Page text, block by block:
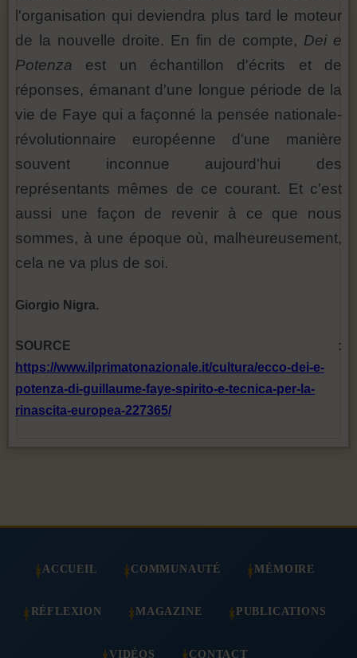
l'organisation qui deviendra plus tard le moteur
de la nouvelle droite. En fin de compte, Dei e
Potenza est un échantillon d'écrits et de
réponses, émanant d'une longue période de la
vie de Faye qui a façonné la pensée nationale-
révolutionnaire européenne d'une manière
souvent inconnue aujourd'hui des
représentants mêmes de ce courant. Et c'est
aussi une façon de revenir à ce que nous
sommes, à une époque où, malheureusement,
cela ne va plus de soi.
Giorgio Nigra.
SOURCE :
https://www.ilprimatonazionale.it/cultura/ecco-dei-e-
potenza-di-guillaume-faye-spirito-e-tecnica-per-la-
rinascita-europea-227365/
ACCUEIL COMMUNAUTÉ MÉMOIRE
RÉFLEXION MAGAZINE PUBLICATIONS
VIDÉOS CONTACT